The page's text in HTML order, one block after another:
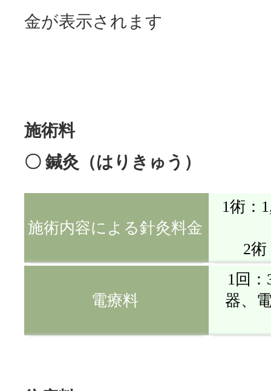
1術
1術
金が表示されます
施術料
〇 鍼灸（はりきゅう）
施術内容による針灸料金
1術：
2
電療料
1回
器、